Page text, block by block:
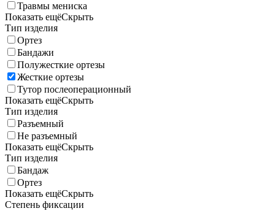
Травмы мениска
Показать ещёСкрыть
Тип изделия
Ортез
Бандажи
Полужесткие ортезы
Жесткие ортезы
Тутор послеоперационный
Показать ещёСкрыть
Тип изделия
Разъемный
Не разъемный
Показать ещёСкрыть
Тип изделия
Бандаж
Ортез
Показать ещёСкрыть
Степень фиксации